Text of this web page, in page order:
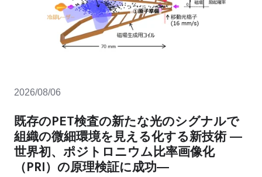
2026/08/06
既存のPET検査の新たな光のシグナルで
組織の微細環境を見える化する新技術 ―
世界初、ポジトロニウム比率画像化
（PRI）の原理検証に成功―